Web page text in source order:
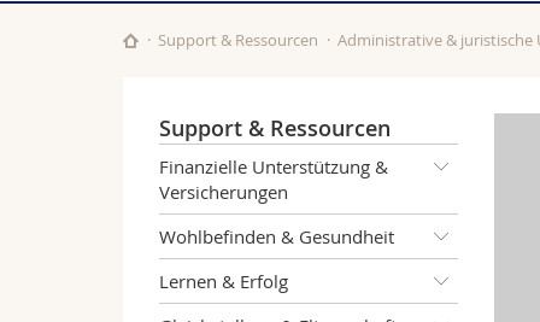
Weiterbildung
Fak. für
Math.-Nat. und
Interfakultär
Support & Ressourcen Administrative & juristische
Support & Ressourcen
Finanzielle Unterstützung &
Versicherungen
Wohlbefinden & Gesundheit
Lernen & Erfolg